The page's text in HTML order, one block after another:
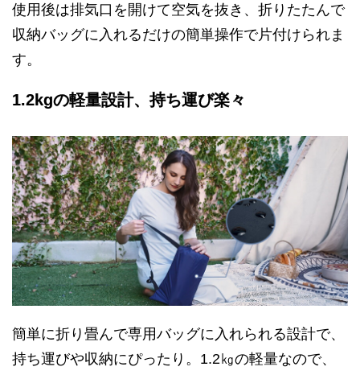
使用後は排気口を開けて空気を抜き、折りたたんで
収納バッグに入れるだけの簡単操作で片付けられま
す。
1.2kgの軽量設計、持ち運び楽々
簡単に折り畳んで専用バッグに入れられる設計で、
持ち運びや収納にぴったり。1.2㎏の軽量なので、